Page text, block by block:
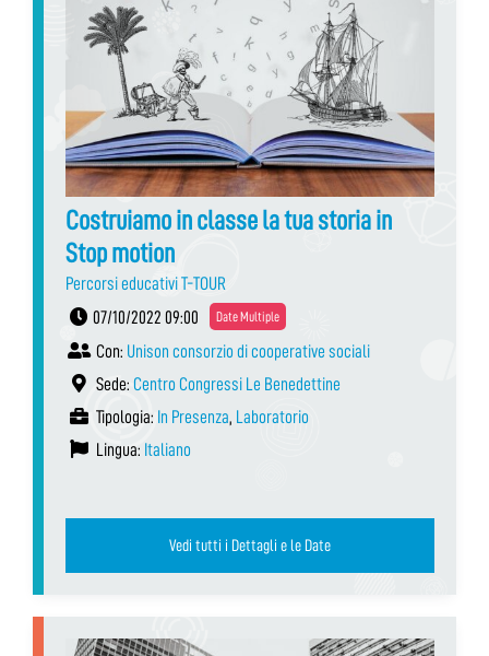
Costruiamo in classe la tua storia in
Stop motion
Percorsi educativi T-TOUR
07/10/2022 09:00
Date Multiple
Con: Unison consorzio di cooperative sociali
Sede: Centro Congressi Le Benedettine
Tipologia: In Presenza, Laboratorio
Lingua: Italiano
Vedi tutti i Dettagli e le Date